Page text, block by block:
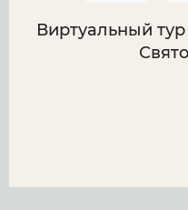
Виртуальный